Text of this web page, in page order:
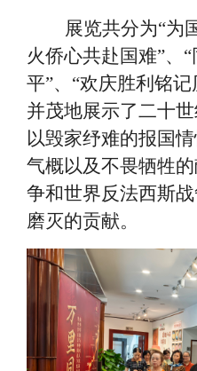
展览共分为“为
火侨心共赴国难”、
平”、“欢庆胜利铭
并茂地展示了二十
以毁家纾难的报国
气概以及不畏牺牲
争和世界反法西斯
磨灭的贡献。